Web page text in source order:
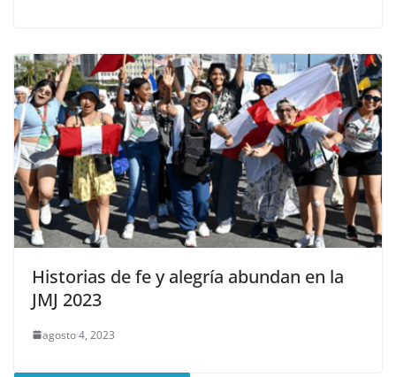
Historias de fe y alegría abundan en la
JMJ 2023
agosto 4, 2023